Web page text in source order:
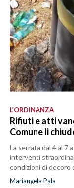
L’ORDINANZA
Rifiuti e atti
Comune li
La serrata dal 4 al 7
interventi
condizioni di decoro
Mariangela Pala